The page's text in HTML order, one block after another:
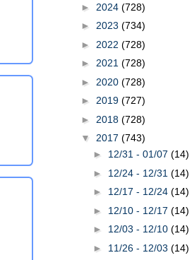
► 2024 (728)
► 2023 (734)
► 2022 (728)
► 2021 (728)
► 2020 (728)
► 2019 (727)
► 2018 (728)
▼ 2017 (743)
► 12/31 - 01/07 (14)
► 12/24 - 12/31 (14)
► 12/17 - 12/24 (14)
► 12/10 - 12/17 (14)
► 12/03 - 12/10 (14)
► 11/26 - 12/03 (14)